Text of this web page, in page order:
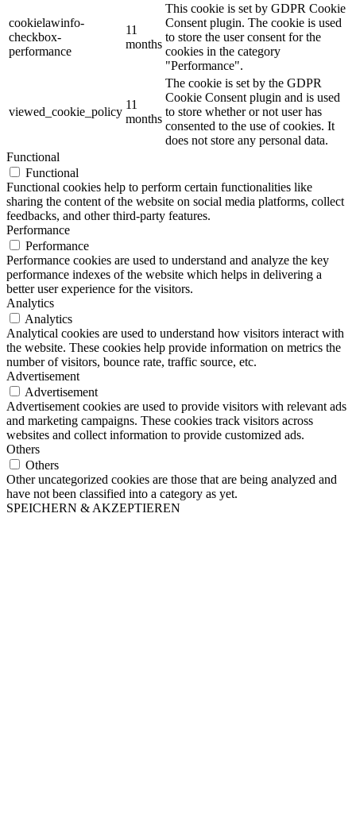
cookielawinfo-
checkbox-
performance
11
months
This cookie is set by GDPR Cookie
Consent plugin. The cookie is used
to store the user consent for the
cookies in the category
"Performance".
viewed_cookie_policy
11
months
The cookie is set by the GDPR
Cookie Consent plugin and is used
to store whether or not user has
consented to the use of cookies. It
does not store any personal data.
Functional
Functional
Functional cookies help to perform certain functionalities like
sharing the content of the website on social media platforms, collect
feedbacks, and other third-party features.
Performance
Performance
Performance cookies are used to understand and analyze the key
performance indexes of the website which helps in delivering a
better user experience for the visitors.
Analytics
Analytics
Analytical cookies are used to understand how visitors interact with
the website. These cookies help provide information on metrics the
number of visitors, bounce rate, traffic source, etc.
Advertisement
Advertisement
Advertisement cookies are used to provide visitors with relevant ads
and marketing campaigns. These cookies track visitors across
websites and collect information to provide customized ads.
Others
Others
Other uncategorized cookies are those that are being analyzed and
have not been classified into a category as yet.
SPEICHERN & AKZEPTIEREN